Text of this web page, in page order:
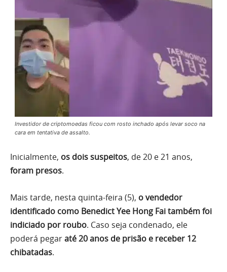
Investidor de criptomoedas ficou com rosto inchado após levar soco na
cara em tentativa de assalto.
Inicialmente, os dois suspeitos, de 20 e 21 anos,
foram presos.
Mais tarde, nesta quinta-feira (5), o vendedor
identificado como Benedict Yee Hong Fai também foi
indiciado por roubo. Caso seja condenado, ele
poderá pegaraté 20 anos de prisão e receber 12
chibatadas.